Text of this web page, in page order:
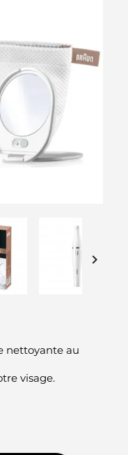

nettoyante au
visage.